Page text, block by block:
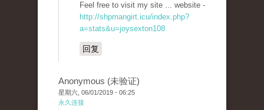
Feel free to visit my site ... website -
http://shpmangirt.icu/index.php?
a=stats&u=joysexton108
回复
Anonymous (未验证)
星期六, 06/01/2019 - 06:25
永久连接